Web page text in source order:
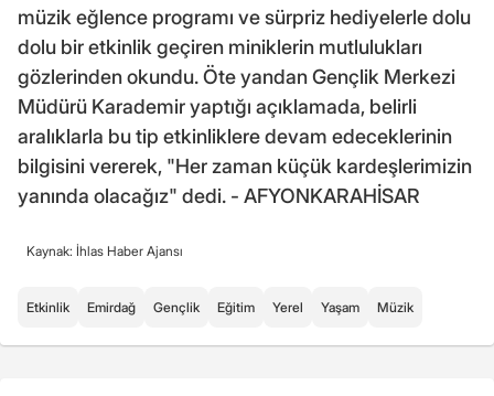
müzik eğlence programı ve sürpriz hediyelerle dolu
dolu bir etkinlik geçiren miniklerin mutlulukları
gözlerinden okundu. Öte yandan Gençlik Merkezi
Müdürü Karademir yaptığı açıklamada, belirli
aralıklarla bu tip etkinliklere devam edeceklerinin
bilgisini vererek, "Her zaman küçük kardeşlerimizin
yanında olacağız" dedi. - AFYONKARAHİSAR
Kaynak: İhlas Haber Ajansı
Etkinlik Emirdağ Gençlik Eğitim Yerel Yaşam Müzik